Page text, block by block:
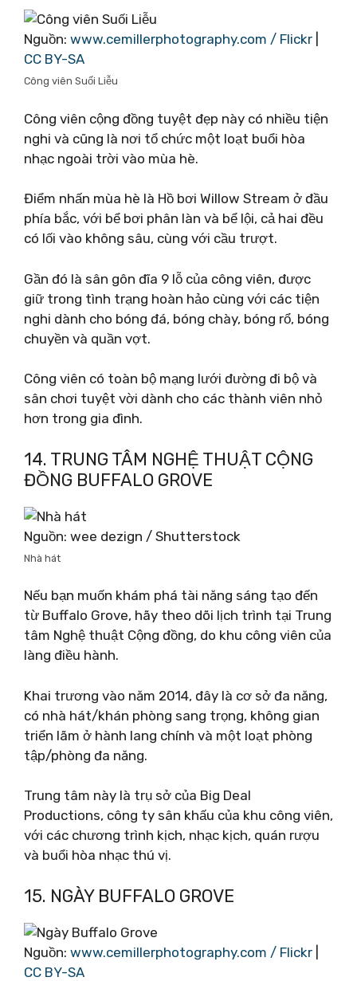
Nguồn: www.cemillerphotography.com / Flickr
CC BY-SA
Công viên Suối Liễu
Công viên cộng đồng tuyệt đẹp này có nhiều tiện
nghi và cũng là nơi tổ chức một loạt buổi hòa
nhạc ngoài trời vào mùa hè.
Điểm nhấn mùa hè là Hồ bơi Willow Stream ở đầu
phía bắc, với bể bơi phân làn và bể lội, cả hai đều
có lối vào không sâu, cùng với cầu trượt.
Gần đó là sân gôn đĩa 9 lỗ của công viên, được
giữ trong tình trạng hoàn hảo cùng với các tiện
nghi dành cho bóng đá, bóng chày, bóng rổ, bóng
chuyền và quần vợt.
Công viên có toàn bộ mạng lưới đường đi bộ và
sân chơi tuyệt vời dành cho các thành viên nhỏ
hơn trong gia đình.
14. TRUNG TÂM NGHỆ THUẬT CỘNG
ĐỒNG BUFFALO GROVE
Nguồn: wee dezign / Shutterstock
Nhà hát
Nếu bạn muốn khám phá tài năng sáng tạo đến
từ Buffalo Grove, hãy theo dõi lịch trình tại Trung
tâm Nghệ thuật Cộng đồng, do khu công viên của
làng điều hành.
Khai trương vào năm 2014, đây là cơ sở đa năng,
có nhà hát/khán phòng sang trọng, không gian
triển lãm ở hành lang chính và một loạt phòng
tập/phòng đa năng.
Trung tâm này là trụ sở của Big Deal
Productions, công ty sân khấu của khu công viên,
với các chương trình kịch, nhạc kịch, quán rượu
và buổi hòa nhạc thú vị.
15. NGÀY BUFFALO GROVE
Nguồn: www.cemillerphotography.com / Flickr
CC BY-SA